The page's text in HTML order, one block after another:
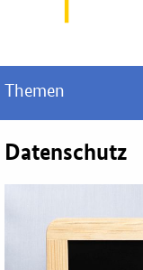
Themen
Datenschutz